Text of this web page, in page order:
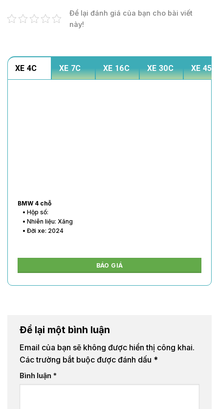
Để lại đánh giá của bạn cho bài viết
này!
XE 4C XE 7C XE 16C XE 30C XE 45C
BMW 4 chỗ
• Hộp số:
• Nhiên liệu: Xăng
• Đời xe: 2024
BÁO GIÁ
Để lại một bình luận
Email của bạn sẽ không được hiển thị công khai.
Các trường bắt buộc được đánh dấu *
Bình luận *